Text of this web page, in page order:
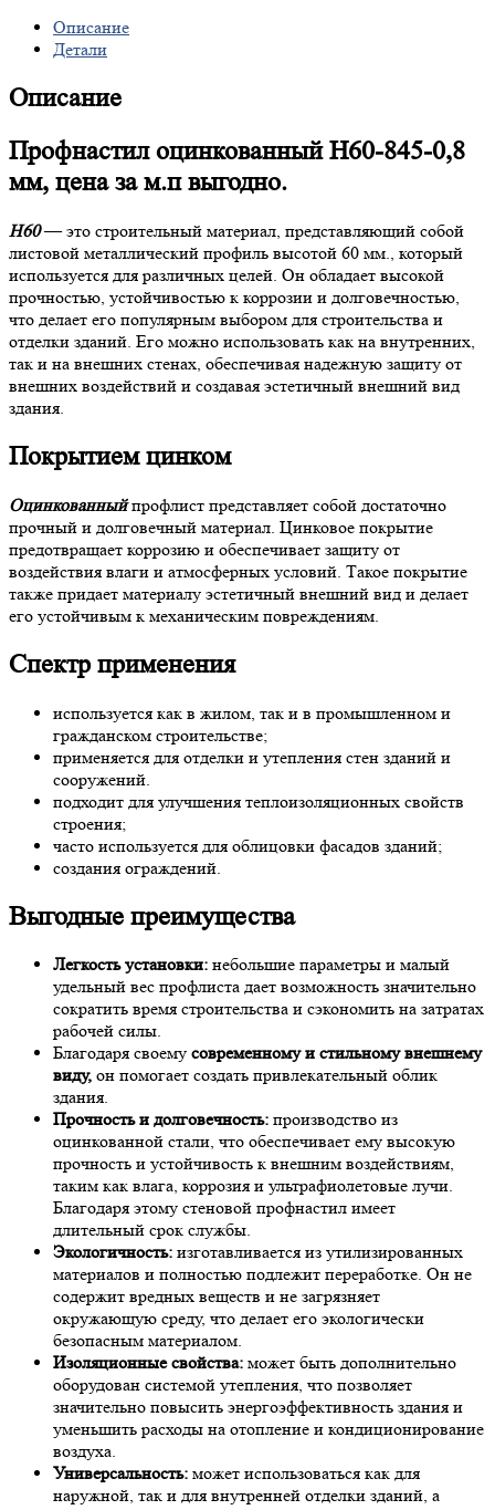
Описание
Детали
Описание
Профнастил оцинкованный Н60-845-0,8
мм, цена за м.п выгодно.
Н60 — это строительный материал, представляющий собой
листовой металлический профиль высотой 60 мм., который
используется для различных целей. Он обладает высокой
прочностью, устойчивостью к коррозии и долговечностью,
что делает его популярным выбором для строительства и
отделки зданий. Его можно использовать как на внутренних,
так и на внешних стенах, обеспечивая надежную защиту от
внешних воздействий и создавая эстетичный внешний вид
здания.
Покрытием цинком
Оцинкованный профлист представляет собой достаточно
прочный и долговечный материал. Цинковое покрытие
предотвращает коррозию и обеспечивает защиту от
воздействия влаги и атмосферных условий. Такое покрытие
также придает материалу эстетичный внешний вид и делает
его устойчивым к механическим повреждениям.
Спектр применения
используется как в жилом, так и в промышленном и
гражданском строительстве;
применяется для отделки и утепления стен зданий и
сооружений.
подходит для улучшения теплоизоляционных свойств
строения;
часто используется для облицовки фасадов зданий;
создания ограждений.
Выгодные преимущества
Легкость установки: небольшие параметры и малый
удельный вес профлиста дает возможность значительно
сократить время строительства и сэкономить на затратах
рабочей силы.
Благодаря своему современному и стильному внешнему
виду, он помогает создать привлекательный облик
здания.
Прочность и долговечность: производство из
оцинкованной стали, что обеспечивает ему высокую
прочность и устойчивость к внешним воздействиям,
таким как влага, коррозия и ультрафиолетовые лучи.
Благодаря этому стеновой профнастил имеет
длительный срок службы.
Экологичность: изготавливается из утилизированных
материалов и полностью подлежит переработке. Он не
содержит вредных веществ и не загрязняет
окружающую среду, что делает его экологически
безопасным материалом.
Изоляционные свойства: может быть дополнительно
оборудован системой утепления, что позволяет
значительно повысить энергоэффективность здания и
уменьшить расходы на отопление и кондиционирование
воздуха.
Универсальность: может использоваться как для
наружной, так и для внутренней отделки зданий, а